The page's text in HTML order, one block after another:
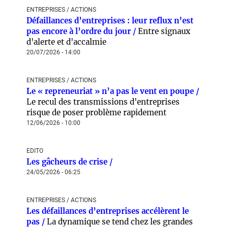
ENTREPRISES / ACTIONS
Défaillances d’entreprises : leur reflux n’est
pas encore à l’ordre du jour / Entre signaux
d'alerte et d'accalmie
20/07/2026 - 14:00
ENTREPRISES / ACTIONS
Le « repreneuriat » n’a pas le vent en poupe /
Le recul des transmissions d'entreprises
risque de poser problème rapidement
12/06/2026 - 10:00
EDITO
Les gâcheurs de crise /
24/05/2026 - 06:25
ENTREPRISES / ACTIONS
Les défaillances d’entreprises accélèrent le
pas / La dynamique se tend chez les grandes